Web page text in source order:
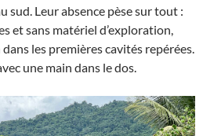
sud. Leur absence pèse sur tout :
et sans matériel d’exploration,
les premières cavités repérées.
une main dans le dos.